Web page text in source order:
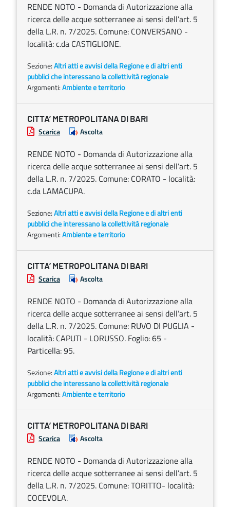
RENDE NOTO - Domanda di Autorizzazione alla
ricerca delle acque sotterranee ai sensi dell’art. 5
della L.R. n. 7/2025. Comune: CONVERSANO -
località: c.da CASTIGLIONE.
Sezione:Altri atti e avvisi della Regione e di altri enti
pubblici che interessano la collettività regionale
Argomenti:Ambiente e territorio
CITTA’ METROPOLITANA DI BARI
Scarica Ascolta
RENDE NOTO - Domanda di Autorizzazione alla
ricerca delle acque sotterranee ai sensi dell’art. 5
della L.R. n. 7/2025. Comune: CORATO - località:
c.da LAMACUPA.
Sezione:Altri atti e avvisi della Regione e di altri enti
pubblici che interessano la collettività regionale
Argomenti:Ambiente e territorio
CITTA’ METROPOLITANA DI BARI
Scarica Ascolta
RENDE NOTO - Domanda di Autorizzazione alla
ricerca delle acque sotterranee ai sensi dell’art. 5
della L.R. n. 7/2025. Comune: RUVO DI PUGLIA -
località: CAPUTI - LORUSSO. Foglio: 65 -
Particella: 95.
Sezione:Altri atti e avvisi della Regione e di altri enti
pubblici che interessano la collettività regionale
Argomenti:Ambiente e territorio
CITTA’ METROPOLITANA DI BARI
Scarica Ascolta
RENDE NOTO - Domanda di Autorizzazione alla
ricerca delle acque sotterranee ai sensi dell’art. 5
della L.R. n. 7/2025. Comune: TORITTO- località:
COCEVOLA.